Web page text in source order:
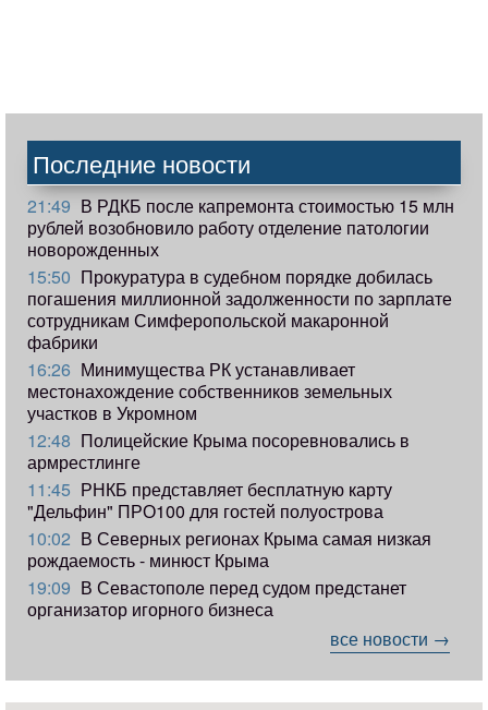
Последние новости
21:49 В РДКБ после капремонта стоимостью 15 млн
рублей возобновило работу отделение патологии
новорожденных
15:50 Прокуратура в судебном порядке добилась
погашения миллионной задолженности по зарплате
сотрудникам Симферопольской макаронной
фабрики
16:26 Минимущества РК устанавливает
местонахождение собственников земельных
участков в Укромном
12:48 Полицейские Крыма посоревновались в
армрестлинге
11:45 РНКБ представляет бесплатную карту
"Дельфин" ПРО100 для гостей полуострова
10:02 В Северных регионах Крыма самая низкая
рождаемость - минюст Крыма
19:09 В Севастополе перед судом предстанет
организатор игорного бизнеса
все новости →